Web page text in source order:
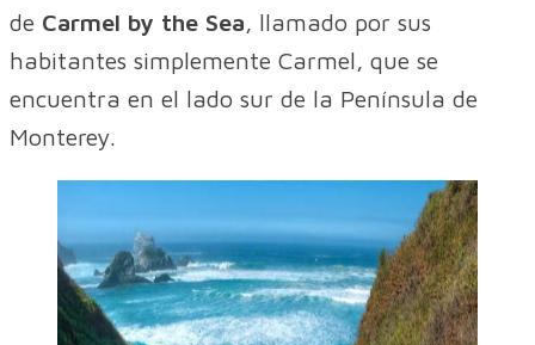
de Carmel by the Sea, llamado por sus
habitantes simplemente Carmel, que se
encuentra en el lado sur de la Península de
Monterey.